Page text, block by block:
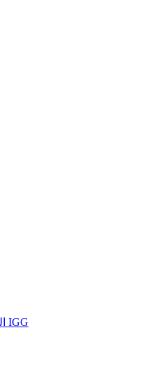
الذكرى الخامسة عشر لـ IGG